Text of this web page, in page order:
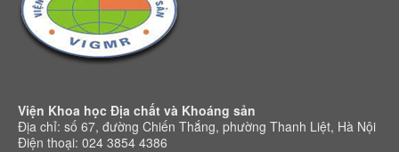
Viện Khoa học Địa chất và Khoáng sản
Địa chỉ: số 67, đường Chiến Thắng, phường Thanh Liệt, Hà Nội
Điện thoại: 024 3854 4386